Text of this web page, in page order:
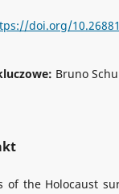
doi.org/
Bruno
of the Holocaust